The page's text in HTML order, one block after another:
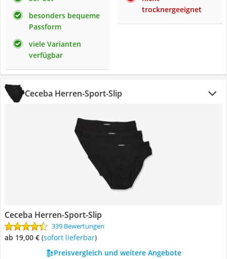
besonders bequeme
Passform
viele Varianten
verfügbar
trocknergeeignet
Ceceba Herren-Sport-Slip
Ceceba Herren-Sport-Slip
339 Bewertungen
ab 19,00 € ( Sofort lieferbar)
Preisvergleich und weitere Angebote